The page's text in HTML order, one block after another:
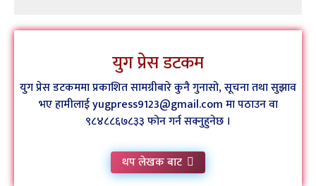
युग प्रेस डटकम
युग प्रेस डटकममा प्रकाशित सामग्रीबारे कुनै गुनासो, सूचना तथा सुझाव
भए हामीलाई yugpress9123@gmail.com मा पठाउन वा
९८४८८६७८३३ फोन गर्न सक्नुहुनेछ ।
थप लेखक बाट